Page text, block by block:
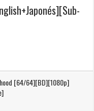
[64/64][BD][1080p]